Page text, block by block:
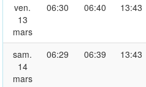
ven.
13
mars
06:30 06:40 13:43
sam.
14
mars
06:29 06:39 13:43